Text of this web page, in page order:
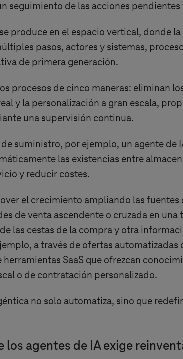
seguimiento de las acciones
produce en el espacio vertical, donde
pasos, actores y sistemas,
de primera generación.
procesos de cinco maneras: eliminan
y la personalización a gran escala,
una supervisión continua.
de suministro, por ejemplo, un agente
las existencias entre
y reducir costes.
el crecimiento ampliando las
de venta ascendente o cruzada en
las cestas de la compra y otra
a través de ofertas
SaaS que ofrezcan
o de contratación personalizado.
no solo automatiza, sino que
los agentes de IA exige